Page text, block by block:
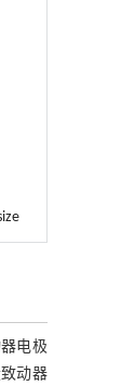
电极
动器